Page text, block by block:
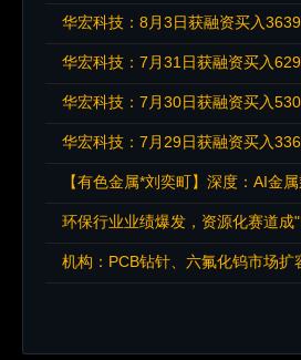
华宏科技：8月3日获融资买入
华宏科技：7月31日获融资买入
华宏科技：7月30日获融资买入
华宏科技：7月29日获融资买入
【有色金属*刘奕町】深度：AI金
环保行业业绩爆发，资源化赛道成
机构：PCB钻针、六氟化钨市场